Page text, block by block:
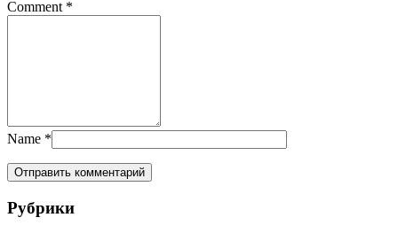
Comment *
Name *
Рубрики